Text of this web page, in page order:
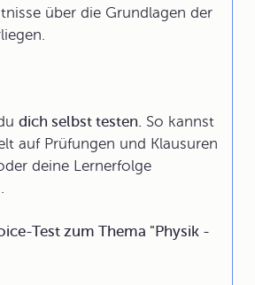
über die Grundlagen der
dich selbst testen. So kannst
auf Prüfungen und Klausuren
deine Lernerfolge
Test zum Thema "Physik -